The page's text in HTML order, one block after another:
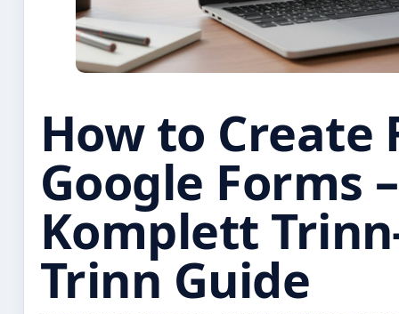
How to Create
Google Forms –
Komplett
Trinn Guide